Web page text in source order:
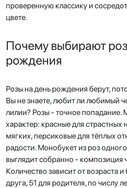
проверенную классику и
цвете.
Почему выбирают
рождения
Розы на день рождения берут,
Вы не знаете, любит ли любимый
лилии? Розы - точное попадание.
характер: красные для страстных
мягких, персиковые для тёплых
радости. Монобукет из роз
выглядит собранно - композиция
Количество зависит от возраста
друга, 51 для родителя, по числу